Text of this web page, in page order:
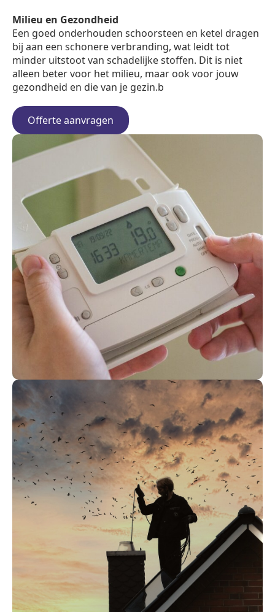
Milieu en Gezondheid
Een goed onderhouden schoorsteen en ketel dragen
bij aan een schonere verbranding, wat leidt tot
minder uitstoot van schadelijke stoffen. Dit is niet
alleen beter voor het milieu, maar ook voor jouw
gezondheid en die van je gezin.b
Offerte aanvragen